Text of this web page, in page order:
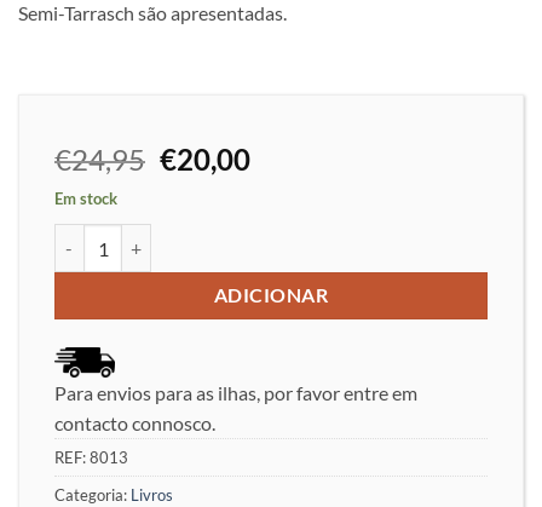
Semi-Tarrasch são apresentadas.
€24,95 O
preço
€24,95.
€20,00O
€20,00.
Em stock
ADICIONAR
Para envios para as ilhas, por favor entre em
contacto connosco.
REF:8013
Categoria: Livros